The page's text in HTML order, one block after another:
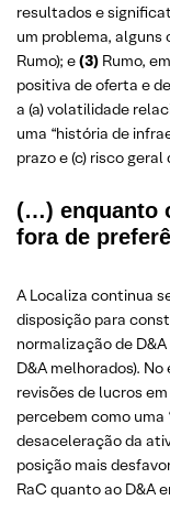
resultados e
um problema, alguns
Rumo); e(3) Rumo,
positiva de oferta e
a (a) volatilidade
uma “história de
prazo e (c) risco geral
(…) enquanto
fora de
A Localiza continua
disposição para
normalização de
D&A melhorados).
revisões de lucros
percebem como uma
desaceleração da
posição mais
RaC quanto ao D&A